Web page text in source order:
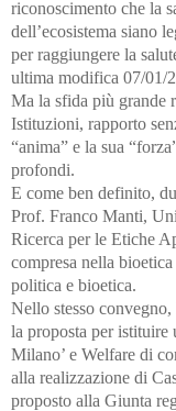
riconoscimento che la
dell’ecosistema siano
per raggiungere la
ultima modifica 07/01/
Ma la sfida più grande
Istituzioni, rapporto
“anima” e la sua
profondi.
E come ben definito,
Prof. Franco Manti,
Ricerca per le Etiche
compresa nella
politica e bioetica.
Nello stesso
la proposta per istituire
Milano’ e Welfare di
alla realizzazione di
proposto alla Giunta